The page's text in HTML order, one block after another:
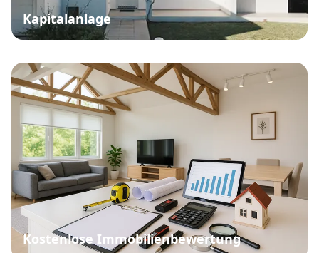
Kapitalanlage
Kostenlose Immobilienbewertung